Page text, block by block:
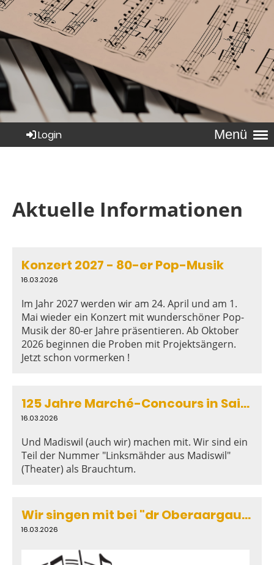
Menü
Login
Aktuelle Informationen
Konzert 2027 - 80-er Pop-Musik
16.03.2026
Im Jahr 2027 werden wir am 24. April und am 1.
Mai wieder ein Konzert mit wunderschöner Pop-
Musik der 80-er Jahre präsentieren. Ab Oktober
2026 beginnen die Proben mit Projektsängern.
Jetzt schon vormerken !
125 Jahre Marché-Concours in Saignelégier - Bern ist Gastkanton
16.03.2026
Und Madiswil (auch wir) machen mit. Wir sind ein
Teil der Nummer "Linksmähder aus Madiswil"
(Theater) als Brauchtum.
Wir singen mit bei "dr Oberaargau singt"
16.03.2026